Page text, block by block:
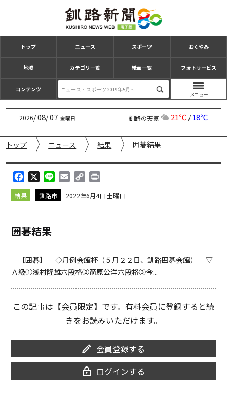
トップ ニュース スポーツ おくやみ
地域 カテゴリ一覧 紙面一覧 フォトサービス
コンテンツ
2026/08/07 金曜日 釧路の天気 21℃/18℃
トップ ニュース 結果 囲碁結果
a
c
o
o
k
i
n
a
p
n
k
i
結果 釧路市 2022年6月4日 土曜日
囲碁結果
【囲碁】 ◇月例会館杯（５月２２日、釧路囲碁会館） ▽
Ａ級①浅村隆雄六段格②箭原公洋六段格③今...
この記事は【会員限定】です。有料会員に登録すると続
きをお読みいただけます。
会員登録する
ログインする